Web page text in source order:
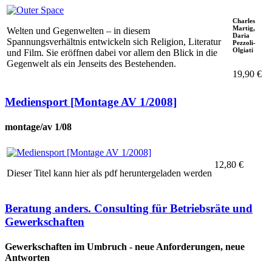
Welten und Gegenwelten ­– in diesem
Spannungsverhältnis entwickeln sich Religion, Literatur
und Film. Sie eröffnen dabei vor allem den Blick in die
Gegenwelt als ein Jenseits des Bestehenden.
Charles
Martig,
Daria
Pezzoli-
Olgiati
19,90 €
Mediensport [Montage AV 1/2008]
montage/av 1/08
Dieser Titel kann hier als pdf heruntergeladen werden
12,80 €
Beratung anders. Consulting für Betriebsräte und
Gewerkschaften
Gewerkschaften im Umbruch - neue Anforderungen, neue
Antworten